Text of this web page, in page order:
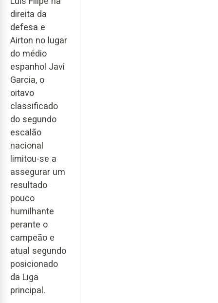
direita da
defesa e
Airton no lugar
do médio
espanhol Javi
Garcia, o
oitavo
classificado
do segundo
escalão
nacional
limitou-se a
assegurar um
resultado
pouco
humilhante
perante o
campeão e
atual segundo
posicionado
da Liga
principal.